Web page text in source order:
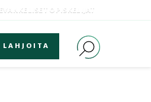
EVANKELISET OPISKELIJAT
LAHJOITA